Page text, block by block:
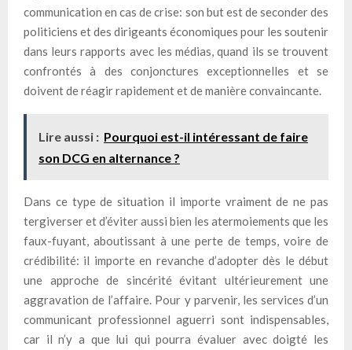
communication en cas de crise: son but est de seconder des
politiciens et des dirigeants économiques pour les soutenir
dans leurs rapports avec les médias, quand ils se trouvent
confrontés à des conjonctures exceptionnelles et se
doivent de réagir rapidement et de manière convaincante.
Lire aussi : Pourquoi est-il intéressant de faire
son DCG en alternance ?
Dans ce type de situation il importe vraiment de ne pas
tergiverser et d’éviter aussi bien les atermoiements que les
faux-fuyant, aboutissant à une perte de temps, voire de
crédibilité: il importe en revanche d’adopter dès le début
une approche de sincérité évitant ultérieurement une
aggravation de l’affaire. Pour y parvenir, les services d’un
communicant professionnel aguerri sont indispensables,
car il n’y a que lui qui pourra évaluer avec doigté les